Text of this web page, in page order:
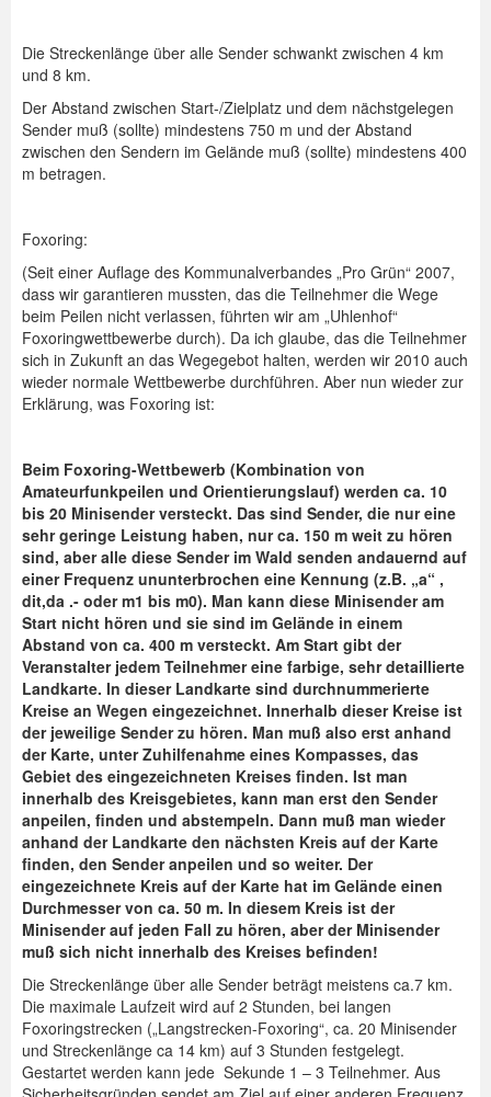
Die Streckenlänge über alle Sender schwankt zwischen 4 km
und 8 km.
Der Abstand zwischen Start-/Zielplatz und dem nächstgelegen
Sender muß (sollte) mindestens 750 m und der Abstand
zwischen den Sendern im Gelände muß (sollte) mindestens 400
m betragen.
Foxoring:
(Seit einer Auflage des Kommunalverbandes „Pro Grün“ 2007,
dass wir garantieren mussten, das die Teilnehmer die Wege
beim Peilen nicht verlassen, führten wir am „Uhlenhof“
Foxoringwettbewerbe durch). Da ich glaube, das die Teilnehmer
sich in Zukunft an das Wegegebot halten, werden wir 2010 auch
wieder normale Wettbewerbe durchführen. Aber nun wieder zur
Erklärung, was Foxoring ist:
Beim Foxoring-Wettbewerb (Kombination von
Amateurfunkpeilen und Orientierungslauf) werden ca. 10
bis 20 Minisender versteckt. Das sind Sender, die nur eine
sehr geringe Leistung haben, nur ca. 150 m weit zu hören
sind, aber alle diese Sender im Wald senden andauernd auf
einer Frequenz ununterbrochen eine Kennung (z.B. „a“ ,
dit,da .- oder m1 bis m0). Man kann diese Minisender am
Start nicht hören und sie sind im Gelände in einem
Abstand von ca. 400 m versteckt. Am Start gibt der
Veranstalter jedem Teilnehmer eine farbige, sehr detaillierte
Landkarte. In dieser Landkarte sind durchnummerierte
Kreise an Wegen eingezeichnet. Innerhalb dieser Kreise ist
der jeweilige Sender zu hören. Man muß also erst anhand
der Karte, unter Zuhilfenahme eines Kompasses, das
Gebiet des eingezeichneten Kreises finden. Ist man
innerhalb des Kreisgebietes, kann man erst den Sender
anpeilen, finden und abstempeln. Dann muß man wieder
anhand der Landkarte den nächsten Kreis auf der Karte
finden, den Sender anpeilen und so weiter. Der
eingezeichnete Kreis auf der Karte hat im Gelände einen
Durchmesser von ca. 50 m. In diesem Kreis ist der
Minisender auf jeden Fall zu hören, aber der Minisender
muß sich nicht innerhalb des Kreises befinden!
Die Streckenlänge über alle Sender beträgt meistens ca.7 km.
Die maximale Laufzeit wird auf 2 Stunden, bei langen
Foxoringstrecken („Langstrecken-Foxoring“, ca. 20 Minisender
und Streckenlänge ca 14 km) auf 3 Stunden festgelegt.
Gestartet werden kann jede Sekunde 1 – 3 Teilnehmer. Aus